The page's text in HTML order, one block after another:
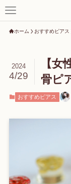
ホーム おすすめピアス
【
骨ピ
2024
4/29
おすすめピアス